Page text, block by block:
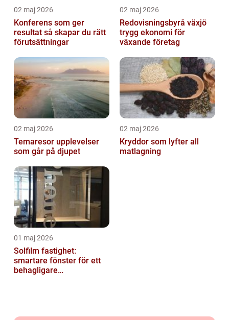
02 maj 2026
Konferens som ger
resultat så skapar du rätt
förutsättningar
02 maj 2026
Redovisningsbyrå växjö
trygg ekonomi för
växande företag
02 maj 2026
Temaresor upplevelser
som går på djupet
02 maj 2026
Kryddor som lyfter all
matlagning
01 maj 2026
Solfilm fastighet:
smartare fönster för ett
behagligare